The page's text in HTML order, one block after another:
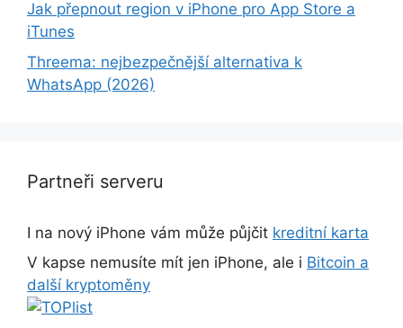
Jak přepnout region v iPhone pro App Store a
iTunes
Threema: nejbezpečnější alternativa k
WhatsApp (2026)
Partneři serveru
I na nový iPhone vám může půjčit kreditní karta
V kapse nemusíte mít jen iPhone, ale i Bitcoin a
další kryptoměny